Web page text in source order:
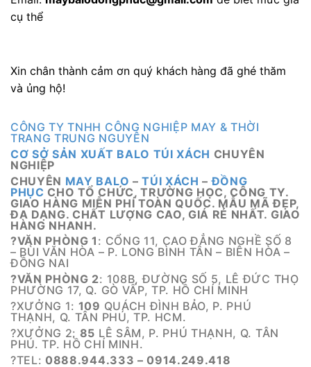
cụ thể
Xin chân thành cảm ơn quý khách hàng đã ghé thăm
và ủng hộ!
CÔNG TY TNHH CÔNG NGHIỆP MAY & THỜI
TRANG TRUNG NGUYÊN
CƠ SỞ SẢN XUẤT BALO TÚI XÁCH CHUYÊN
NGHIỆP
CHUYÊN MAY BALO –TÚI XÁCH –ĐỒNG
PHỤC CHO TỔ CHỨC, TRƯỜNG HỌC, CÔNG TY.
GIAO HÀNG MIỄN PHÍ TOÀN QUỐC. MẪU MÃ ĐẸP,
ĐA DẠNG. CHẤT LƯỢNG CAO, GIÁ RẺ NHẤT. GIAO
HÀNG NHANH.
?VĂN PHÒNG 1 : CỔNG 11, CAO ĐẲNG NGHỀ SỐ 8
– BÙI VĂN HÒA – P. LONG BÌNH TÂN – BIÊN HÒA –
ĐỒNG NAI
?VĂN PHÒNG 2: 108B, ĐƯỜNG SỐ 5, LÊ ĐỨC THỌ
PHƯỜNG 17, Q. GÒ VẤP, TP. HỒ CHÍ MINH
?XƯỞNG 1: 109 QUÁCH ĐÌNH BẢO, P. PHÚ
THẠNH, Q. TÂN PHÚ, TP. HCM.
?XƯỞNG 2: 85 LÊ SÂM, P. PHÚ THẠNH, Q. TÂN
PHÚ. TP. HỒ CHÍ MINH.
?TEL: 0888.944.333 – 0914.249.418